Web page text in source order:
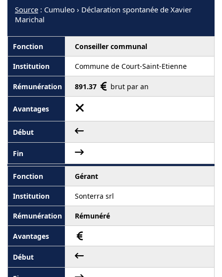
Source : Cumuleo › Déclaration spontanée de Xavier
Marichal
Conseiller communal
Commune de Court-Saint-Etienne
891.37 brut par an
Gérant
Sonterra srl
Rémunéré